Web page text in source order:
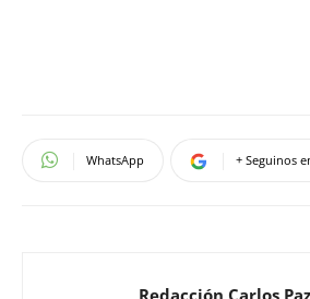
WhatsApp + Seguinos
Redacción Carlos